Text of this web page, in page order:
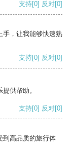
支持[0] 反对[0]
手，让我能够快速熟
支持[0] 反对[0]
供帮助。
支持[0] 反对[0]
到高品质的旅行体